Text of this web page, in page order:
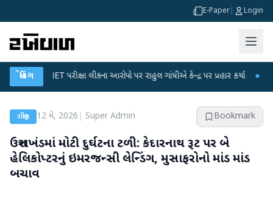
E-Paper Login
બ્રેકિંગ
NET પરીક્ષા લીકના આરોપો પર રાહુલ ગાંધીએ કેન્દ્ર પર પ્રહાર કર્યા ●
રાષ્ટ્રીય 12 મે, 2026 Super Admin Bookmark
ઉત્તરાખંડમાં મોટી દુર્ઘટના ટળી: કેદારનાથ રૂટ પર બે
હેલિકોપ્ટરનું ઇમરજન્સી લેન્ડિંગ, મુસાફરોનો માંડ માંડ
બચાવ